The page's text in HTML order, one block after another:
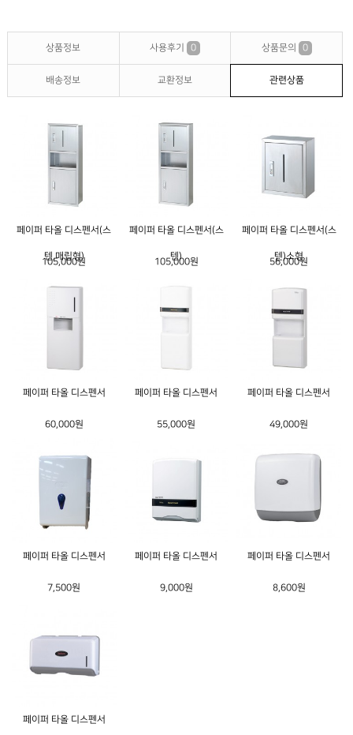
상품정보 사용후기 0 상품문의 0
배송정보 교환정보 관련상품
페이퍼 타올 디스펜서(스
텐,매립형)
105,000원
페이퍼 타올 디스펜서(스
텐)
105,000원
페이퍼 타올 디스펜서(스
텐)소형
56,000원
페이퍼 타올 디스펜서
60,000원
페이퍼 타올 디스펜서
55,000원
페이퍼 타올 디스펜서
49,000원
페이퍼 타올 디스펜서
7,500원
페이퍼 타올 디스펜서
9,000원
페이퍼 타올 디스펜서
8,600원
페이퍼 타올 디스펜서